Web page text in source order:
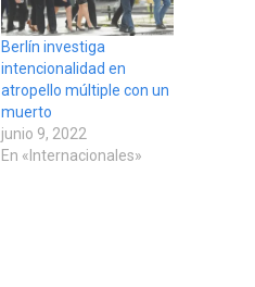
Berlín investiga
intencionalidad en
atropello múltiple con un
muerto
junio 9, 2022
En «Internacionales»